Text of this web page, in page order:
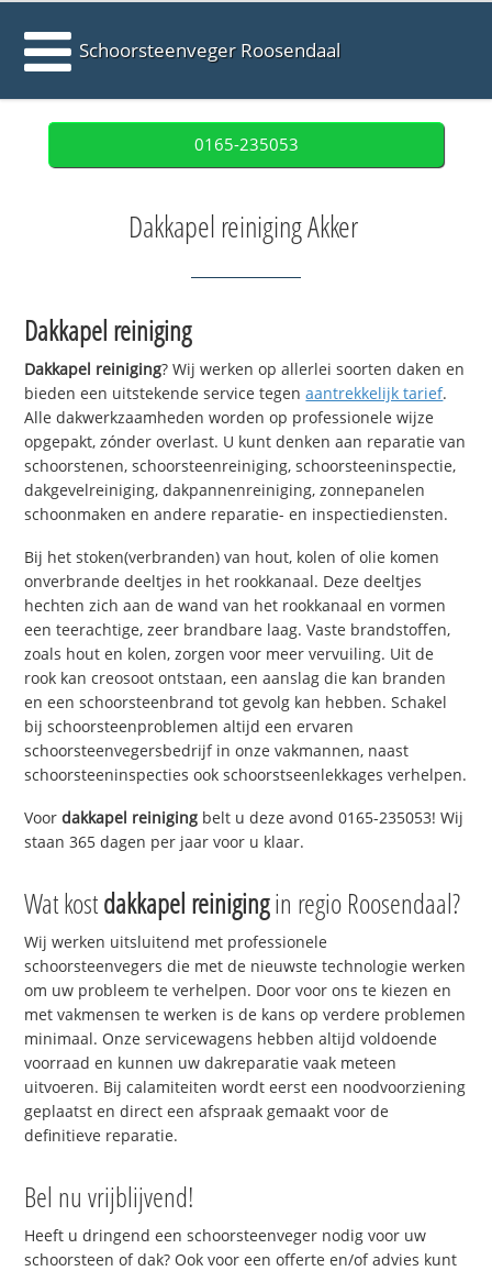
Schoorsteenveger Roosendaal
0165-235053
Dakkapel reiniging Akker
Dakkapel reiniging
Dakkapel reiniging? Wij werken op allerlei soorten daken en
bieden een uitstekende service tegenaantrekkelijk tarief.
Alle dakwerkzaamheden worden op professionele wijze
opgepakt, zónder overlast. U kunt denken aan reparatie van
schoorstenen, schoorsteenreiniging, schoorsteeninspectie,
dakgevelreiniging, dakpannenreiniging, zonnepanelen
schoonmaken en andere reparatie- en inspectiediensten.
Bij het stoken(verbranden) van hout, kolen of olie komen
onverbrande deeltjes in het rookkanaal. Deze deeltjes
hechten zich aan de wand van het rookkanaal en vormen
een teerachtige, zeer brandbare laag. Vaste brandstoffen,
zoals hout en kolen, zorgen voor meer vervuiling. Uit de
rook kan creosoot ontstaan, een aanslag die kan branden
en een schoorsteenbrand tot gevolg kan hebben. Schakel
bij schoorsteenproblemen altijd een ervaren
schoorsteenvegersbedrijf in onze vakmannen, naast
schoorsteeninspecties ook schoorstseenlekkages verhelpen.
Voordakkapel reiniging belt u deze avond 0165-235053! Wij
staan 365 dagen per jaar voor u klaar.
Wat kostdakkapel reinigingin regio Roosendaal?
Wij werken uitsluitend met professionele
schoorsteenvegers die met de nieuwste technologie werken
om uw probleem te verhelpen. Door voor ons te kiezen en
met vakmensen te werken is de kans op verdere problemen
minimaal. Onze servicewagens hebben altijd voldoende
voorraad en kunnen uw dakreparatie vaak meteen
uitvoeren. Bij calamiteiten wordt eerst een noodvoorziening
geplaatst en direct een afspraak gemaakt voor de
definitieve reparatie.
Bel nu vrijblijvend!
Heeft u dringend een schoorsteenveger nodig voor uw
schoorsteen of dak? Ook voor een offerte en/of advies kunt